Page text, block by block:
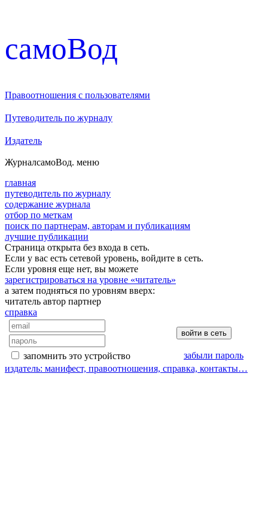
cамоВод
Правоотношения с пользователями
Путеводитель по журналу
Издатель
ЖурналсамоВод. меню
главная
путеводитель по журналу
содержание журнала
отбор по меткам
поиск по партнерам, авторам и публикациям
лучшие публикации
Страница открыта без входа в сеть.
Если у вас есть сетевой уровень, войдите в сеть.
Если уровня еще нет, вы можете
зарегистрироваться на уровне «читатель»
а затем подняться по уровням вверх:
читатель автор партнер
справка
запомнить это устройство
забыли пароль
издатель: манифест, правоотношения, справка, контакты…